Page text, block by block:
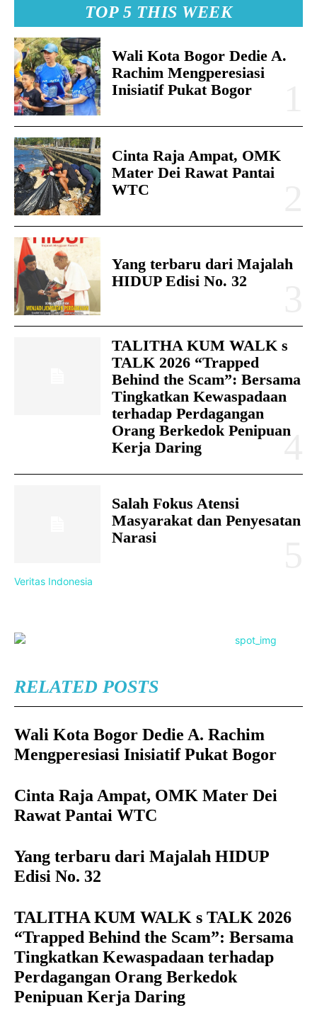
TOP 5 THIS WEEK
Wali Kota Bogor Dedie A.
Rachim Mengperesiasi
Inisiatif Pukat Bogor
Cinta Raja Ampat, OMK
Mater Dei Rawat Pantai
WTC
Yang terbaru dari Majalah
HIDUP Edisi No. 32
TALITHA KUM WALK s
TALK 2026 “Trapped
Behind the Scam”: Bersama
Tingkatkan Kewaspadaan
terhadap Perdagangan
Orang Berkedok Penipuan
Kerja Daring
Salah Fokus Atensi
Masyarakat dan Penyesatan
Narasi
Veritas Indonesia
RELATED POSTS
Wali Kota Bogor Dedie A. Rachim
Mengperesiasi Inisiatif Pukat Bogor
Cinta Raja Ampat, OMK Mater Dei
Rawat Pantai WTC
Yang terbaru dari Majalah HIDUP
Edisi No. 32
TALITHA KUM WALK s TALK 2026
“Trapped Behind the Scam”: Bersama
Tingkatkan Kewaspadaan terhadap
Perdagangan Orang Berkedok
Penipuan Kerja Daring